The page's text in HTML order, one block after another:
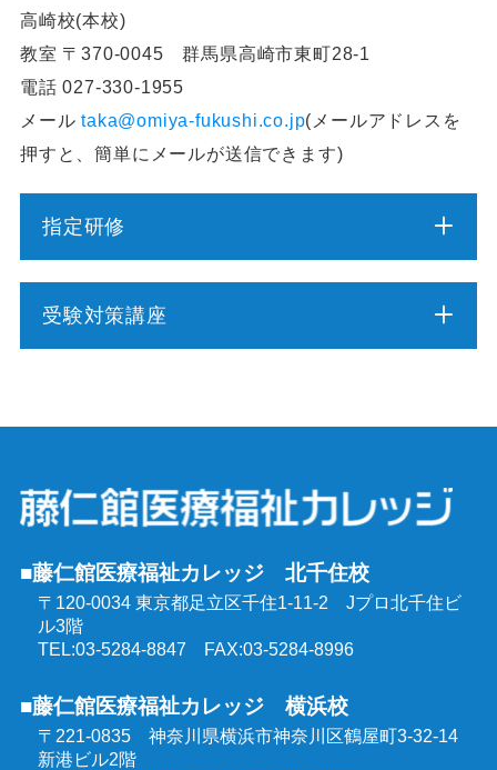
高崎校(本校)
教室 〒370-0045 群馬県高崎市東町28-1
電話 027-330-1955
メールtaka@omiya-fukushi.co.jp(メールアドレスを
押すと、簡単にメールが送信できます)
指定研修
介護予防運動指導員養成講座
行動援護従業者養成研修
強度行動障害支援者養成研修
同行援護従業者養成研修
喀痰吸引等研修
医療的ケア教員講習会
受験対策講座
社会福祉士受験対策講座（通学コース）
精神保健福祉士受験対策講座（通学コース）
介護福祉士受験対策講座（オンラインコース）
ケアマネジャー受験対策講座（オンラインコース）
■藤仁館医療福祉カレッジ 北千住校
〒120-0034 東京都足立区千住1-11-2 Jプロ北千住ビ
ル3階
TEL:03-5284-8847 FAX:03-5284-8996
■藤仁館医療福祉カレッジ 横浜校
〒221-0835 神奈川県横浜市神奈川区鶴屋町3-32-14
新港ビル2階